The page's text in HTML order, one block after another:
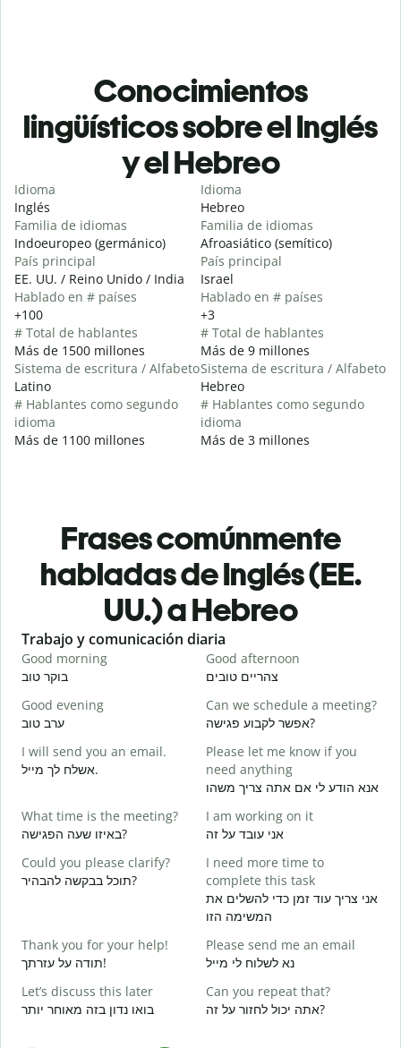
Conocimientos
lingüísticos sobre el Inglés
y el Hebreo
Idioma
Inglés
Familia de idiomas
Indoeuropeo (germánico)
País principal
EE. UU. / Reino Unido / India
Hablado en # países
+100
# Total de hablantes
Más de 1500 millones
Sistema de escritura / Alfabeto
Latino
# Hablantes como segundo
idioma
Más de 1100 millones
Idioma
Hebreo
Familia de idiomas
Afroasiático (semítico)
País principal
Israel
Hablado en # países
+3
# Total de hablantes
Más de 9 millones
Sistema de escritura / Alfabeto
Hebreo
# Hablantes como segundo
idioma
Más de 3 millones
Frases comúnmente
habladas de Inglés (EE.
UU.) a Hebreo
Slide 1 of 6
Trabajo y comunicación diaria
Good morning
בוקר טוב
Good afternoon
צהריים טובים
Good evening
ערב טוב
Can we schedule a meeting?
אפשר לקבוע פגישה?
I will send you an email.
אשלח לך מייל.
Please let me know if you
need anything
אנא הודע לי אם אתה צריך משהו
What time is the meeting?
באיזו שעה הפגישה?
I am working on it
אני עובד על זה
Could you please clarify?
תוכל בבקשה להבהיר?
I need more time to
complete this task
אני צריך עוד זמן כדי להשלים את
המשימה הזו
Thank you for your help!
תודה על עזרתך!
Please send me an email
נא לשלוח לי מייל
Let’s discuss this later
בואו נדון בזה מאוחר יותר
Can you repeat that?
אתה יכול לחזור על זה?